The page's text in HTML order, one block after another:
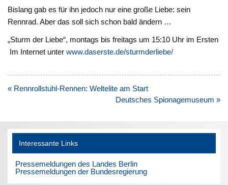
Bislang gab es für ihn jedoch nur eine große Liebe: sein
Rennrad. Aber das soll sich schon bald ändern …
„Sturm der Liebe“, montags bis freitags um 15:10 Uhr im Ersten
Im Internet unterwww.daserste.de/sturmderliebe/
Beitragsnavigation
« Rennrollstuhl-Rennen: Weltelite am Start
Deutsches Spionagemuseum »
Interessante Links
Pressemeldungen des Landes Berlin
Pressemeldungen der Bundesregierung